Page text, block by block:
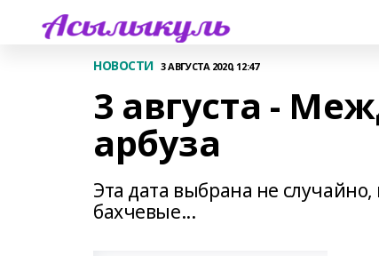
НОВОСТИ 3 АВГУСТА 2020, 12:47
3 августа -
арбуза
Эта дата выбрана не
бахчевые...